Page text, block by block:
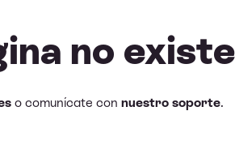
no
o comunícate con nuestro soporte.